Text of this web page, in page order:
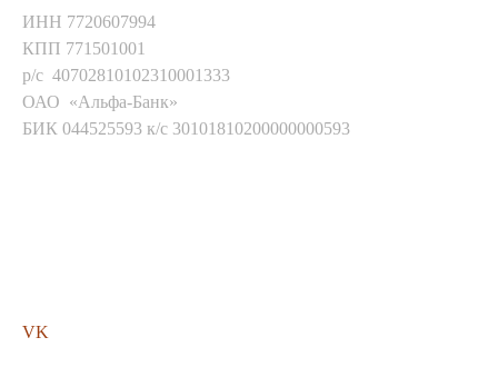
ИНН 7720607994
КПП 771501001
р/с 40702810102310001333
ОАО «Альфа-Банк»
БИК 044525593 к/с 30101810200000000593
VK